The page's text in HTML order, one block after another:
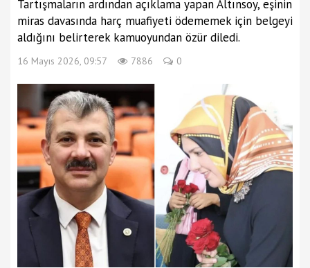
Tartışmaların ardından açıklama yapan Altınsoy, eşinin
miras davasında harç muafiyeti ödememek için belgeyi
aldığını belirterek kamuoyundan özür diledi.
16 Mayıs 2026, 09:57 7886 0